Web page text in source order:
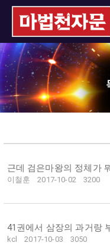
근데 검은마왕의 정체가
이철훈
2017-10-02 3200
41권에서 삼장의 과거랑
kcl
2017-10-03 3050